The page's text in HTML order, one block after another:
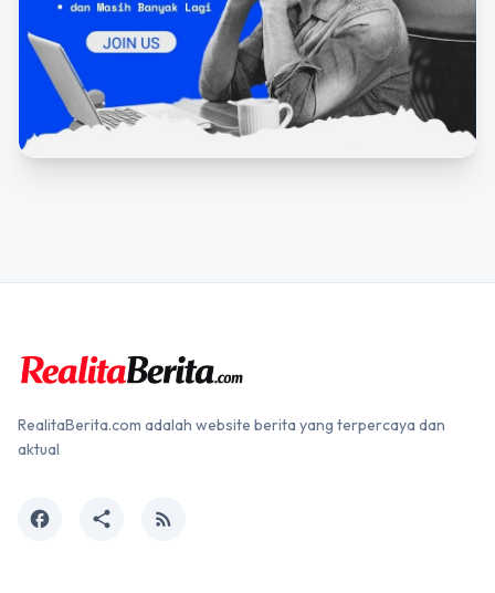
RealitaBerita.com adalah website berita yang terpercaya dan
aktual
facebook share rss_feed